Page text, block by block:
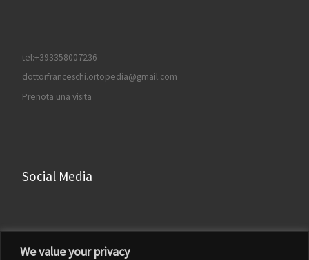
We value your privacy
tel:+393358007236
dottorfranceschi.ortopedia@gmail.com
Prenota una visita
Social Media
Facebook